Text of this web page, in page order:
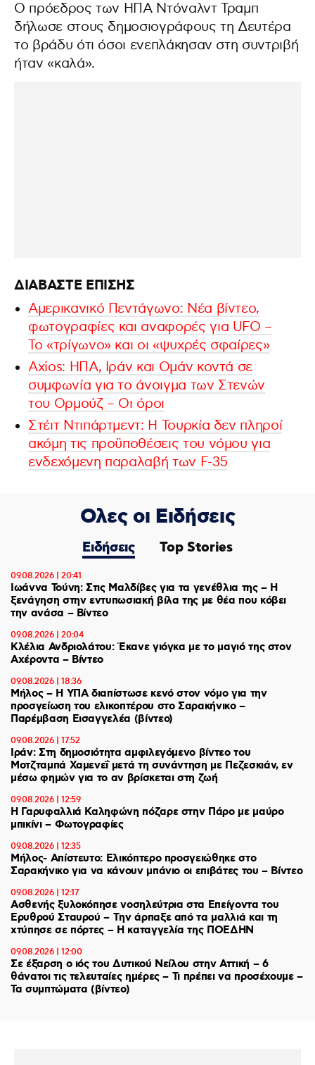
Ο πρόεδρος των ΗΠΑ Ντόναλντ Τραμπ
δήλωσε στους δημοσιογράφους τη Δευτέρα
το βράδυ ότι όσοι ενεπλάκησαν στη συντριβή
ήταν «καλά».
ΔΙΑΒΑΣΤΕ ΕΠΙΣΗΣ
Αμερικανικό Πεντάγωνο: Νέα βίντεο,
φωτογραφίες και αναφορές για UFO –
Το «τρίγωνο» και οι «ψυχρές σφαίρες»
Axios: ΗΠΑ, Ιράν και Ομάν κοντά σε
συμφωνία για το άνοιγμα των Στενών
του Ορμούζ – Οι όροι
Στέιτ Ντιπάρτμεντ: Η Τουρκία δεν πληροί
ακόμη τις προϋποθέσεις του νόμου για
ενδεχόμενη παραλαβή των F-35
Ολες οι Ειδήσεις
Ειδήσεις Top Stories
09.08.2026 | 20:41
Ιωάννα Τούνη: Στις Μαλδίβες για τα γενέθλια της – H
ξενάγηση στην εντυπωσιακή βίλα της με θέα που κόβει
την ανάσα – Βίντεο
09.08.2026 | 20:04
Κλέλια Ανδριολάτου: Έκανε γιόγκα με το μαγιό της στον
Αχέροντα – Βίντεο
09.08.2026 | 18:36
Μήλος – Η ΥΠΑ διαπίστωσε κενό στον νόμο για την
προσγείωση του ελικοπτέρου στο Σαρακήνικο –
Παρέμβαση Εισαγγελέα (βίντεο)
09.08.2026 | 17:52
Ιράν: Στη δημοσιότητα αμφιλεγόμενο βίντεο του
Μοτζταμπά Χαμενεΐ μετά τη συνάντηση με Πεζεσκιάν, εν
μέσω φημών για το αν βρίσκεται στη ζωή
09.08.2026 | 12:59
Η Γαρυφαλλιά Καληφώνη πόζαρε στην Πάρο με μαύρο
μπικίνι – Φωτογραφίες
09.08.2026 | 12:35
Μήλος- Απίστευτο: Ελικόπτερο προσγειώθηκε στο
Σαρακήνικο για να κάνουν μπάνιο οι επιβάτες του – Βίντεο
09.08.2026 | 12:17
Ασθενής ξυλοκόπησε νοσηλεύτρια στα Επείγοντα του
Ερυθρού Σταυρού – Tην άρπαξε από τα μαλλιά και τη
χτύπησε σε πόρτες – Η καταγγελία της ΠΟΕΔΗΝ
09.08.2026 | 12:00
Σε έξαρση ο ιός του Δυτικού Νείλου στην Αττική – 6
θάνατοι τις τελευταίες ημέρες – Τι πρέπει να προσέχουμε –
Τα συμπτώματα (βίντεο)